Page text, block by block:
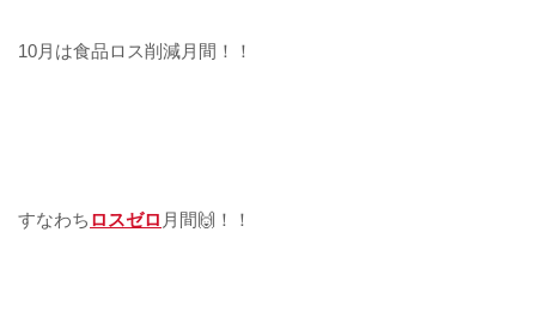
10月は食品ロス削減月間！！
すなわち ロスゼロ 月間🙌！！